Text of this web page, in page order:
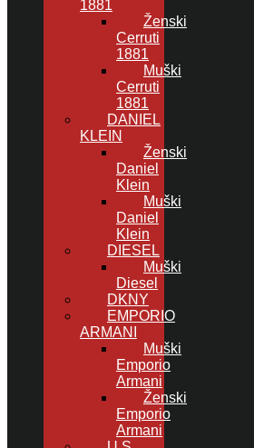
1881
Ženski
Cerruti
1881
Muški
Cerruti
1881
DANIEL
KLEIN
Ženski
Daniel
Klein
Muški
Daniel
Klein
DIESEL
Muški
Diesel
DKNY
EMPORIO
ARMANI
Muški
Emporio
Armani
Ženski
Emporio
Armani